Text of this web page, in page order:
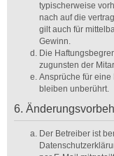
typischerweise
nach auf die
gilt auch für
Gewinn.
Die
zugunsten der
Ansprüche für
bleiben unberührt.
6.
Der Betreiber ist